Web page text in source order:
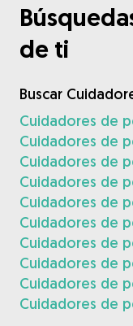
de ti
Buscar
Cuidadores de
Cuidadores de
Cuidadores de
Cuidadores de
Cuidadores de
Cuidadores de
Cuidadores de
Cuidadores de
Cuidadores de
Cuidadores de